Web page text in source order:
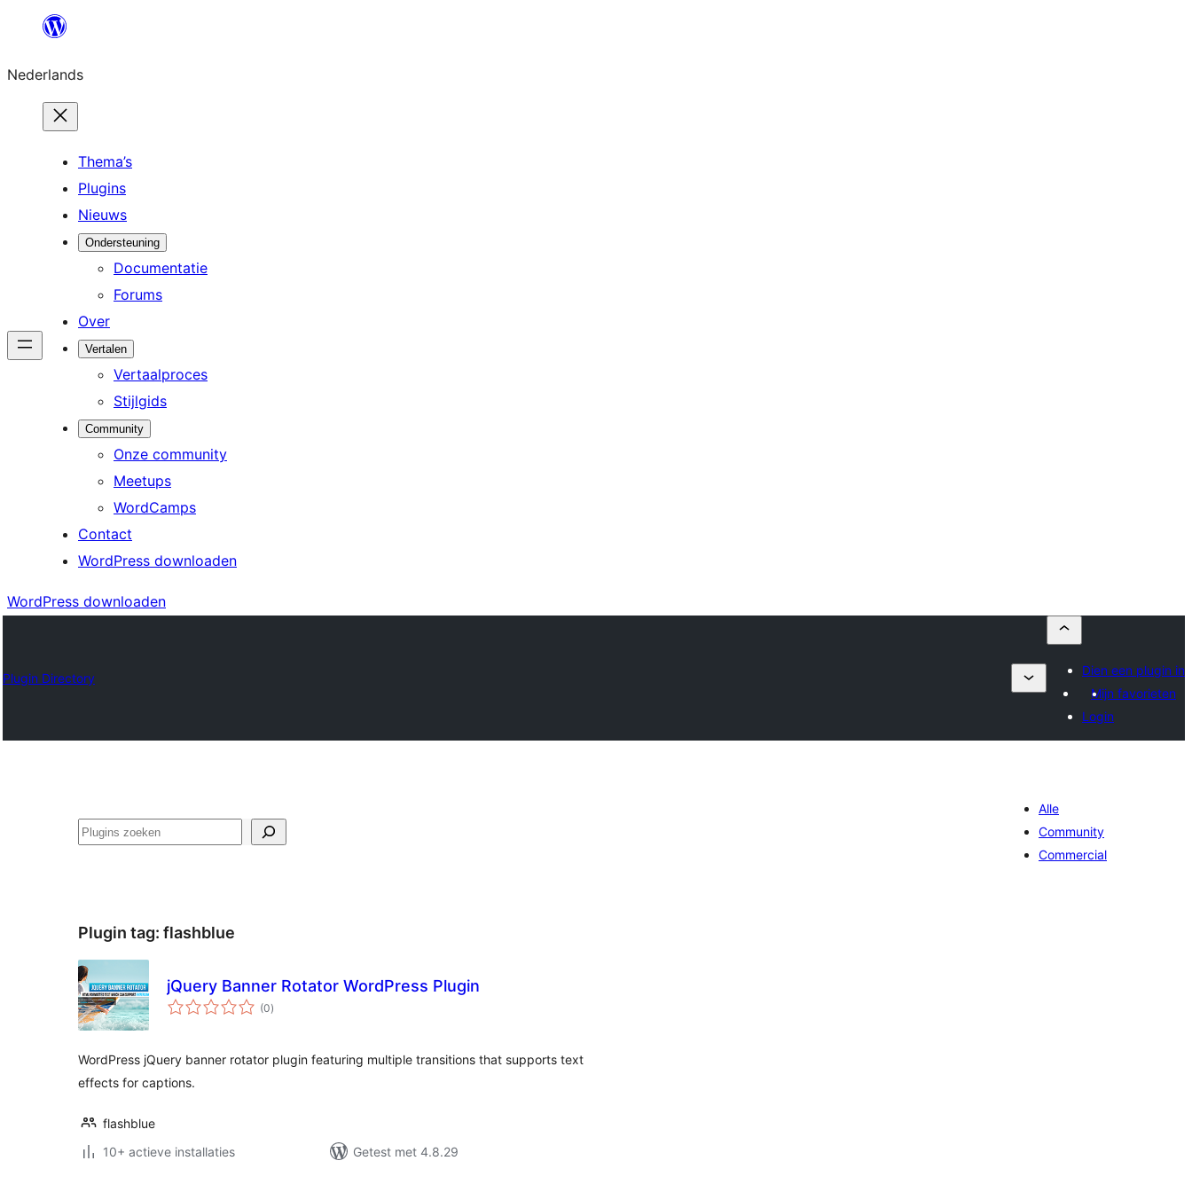
de
inhoud
Nederlands
Thema’s
Plugins
Nieuws
Ondersteuning
Documentatie
Forums
Over
Vertalen
Vertaalproces
Stijlgids
Community
Onze community
Meetups
WordCamps
Contact
WordPress downloaden
WordPress downloaden
Plugin Directory
Dien een plugin in
Mijn favorieten
Login
Zoeken
Alle
Community
Commercial
Plugin tag: flashblue
jQuery Banner Rotator WordPress Plugin
(0totaal
waarderingen
)
WordPress jQuery banner rotator plugin featuring multiple transitions that supports text
effects for captions.
flashblue
10+ actieve installaties
Getest met 4.8.29